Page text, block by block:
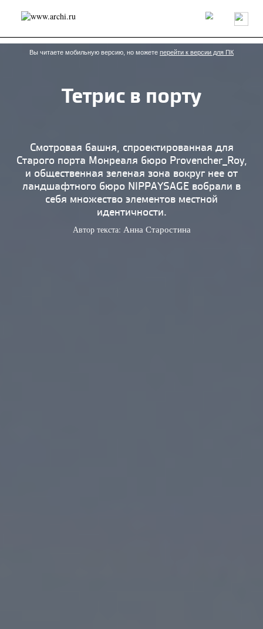
Россия Мир Технологии Интерьер Пресса
Архитекторы
Проекты
Конкурсы События Книги Вакансии
Анонсы конкурсов
Блог
Интервью Исследование
Дизайн
Иностранцы в России
Интерьер
Книги
Наследие Образование
Урбанистика
Эко
Вы читаете мобильную версию, но можете перейти к версии для ПК
Тетрис в порту
Смотровая башня, спроектированная для
Старого порта Монреаля бюро Provencher_Roy,
и общественная зеленая зона вокруг нее от
ландшафтного бюро NIPPAYSAGE вобрали в
себя множество элементов местной
идентичности.
Автор текста: Анна Старостина